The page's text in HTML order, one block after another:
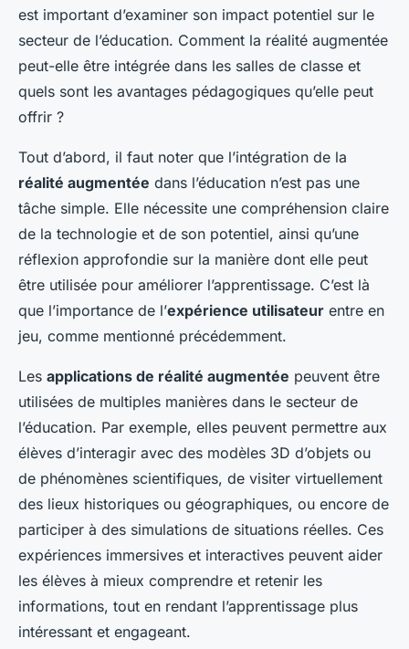
est important d’examiner son impact potentiel sur le
secteur de l’éducation. Comment la réalité augmentée
peut-elle être intégrée dans les salles de classe et
quels sont les avantages pédagogiques qu’elle peut
offrir ?
Tout d’abord, il faut noter que l’intégration de la
réalité augmentée dans l’éducation n’est pas une
tâche simple. Elle nécessite une compréhension claire
de la technologie et de son potentiel, ainsi qu’une
réflexion approfondie sur la manière dont elle peut
être utilisée pour améliorer l’apprentissage. C’est là
que l’importance de l’expérience utilisateur entre en
jeu, comme mentionné précédemment.
Les applications de réalité augmentée peuvent être
utilisées de multiples manières dans le secteur de
l’éducation. Par exemple, elles peuvent permettre aux
élèves d’interagir avec des modèles 3D d’objets ou
de phénomènes scientifiques, de visiter virtuellement
des lieux historiques ou géographiques, ou encore de
participer à des simulations de situations réelles. Ces
expériences immersives et interactives peuvent aider
les élèves à mieux comprendre et retenir les
informations, tout en rendant l’apprentissage plus
intéressant et engageant.